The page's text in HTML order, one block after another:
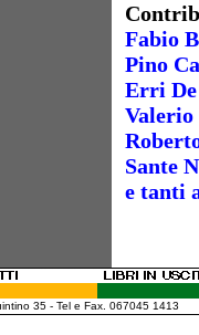
Fabio
Pino
Erri
Valerio
Sante
e tanti
35 - Tel e Fax. 067045 1413